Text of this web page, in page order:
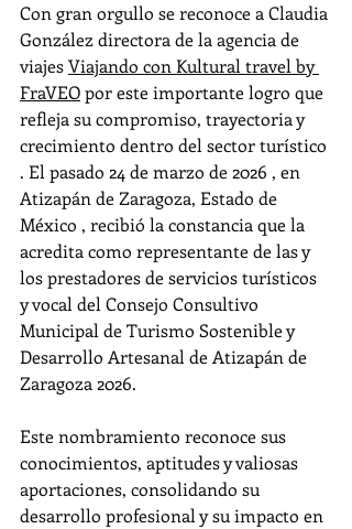
Con gran orgullo se reconoce a Claudia
González directora de la agencia de
viajes Viajando con Kultural travel by
FraVEO por este importante logro que
refleja su compromiso, trayectoria y
crecimiento dentro del sector turístico
. El pasado 24 de marzo de 2026 , en
Atizapán de Zaragoza, Estado de
México , recibió la constancia que la
acredita como representante de las y
los prestadores de servicios turísticos
y vocal del Consejo Consultivo
Municipal de Turismo Sostenible y
Desarrollo Artesanal de Atizapán de
Zaragoza 2026.
Este nombramiento reconoce sus
conocimientos, aptitudes y valiosas
aportaciones, consolidando su
desarrollo profesional y su impacto en